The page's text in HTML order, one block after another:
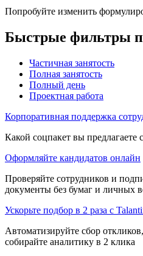
Попробуйте изменить
Быстрые фильтры
Частичная занятость
Полная занятость
Полный день
Проектная работа
Корпоративная поддержка
Какой соцпакет вы
Оформляйте кандидатов онлайн
Проверяйте сотрудников и
документы без бумаг и личных
Ускорьте подбор в 2 раза с
Автоматизируйте сбор
собирайте аналитику в 2 клика